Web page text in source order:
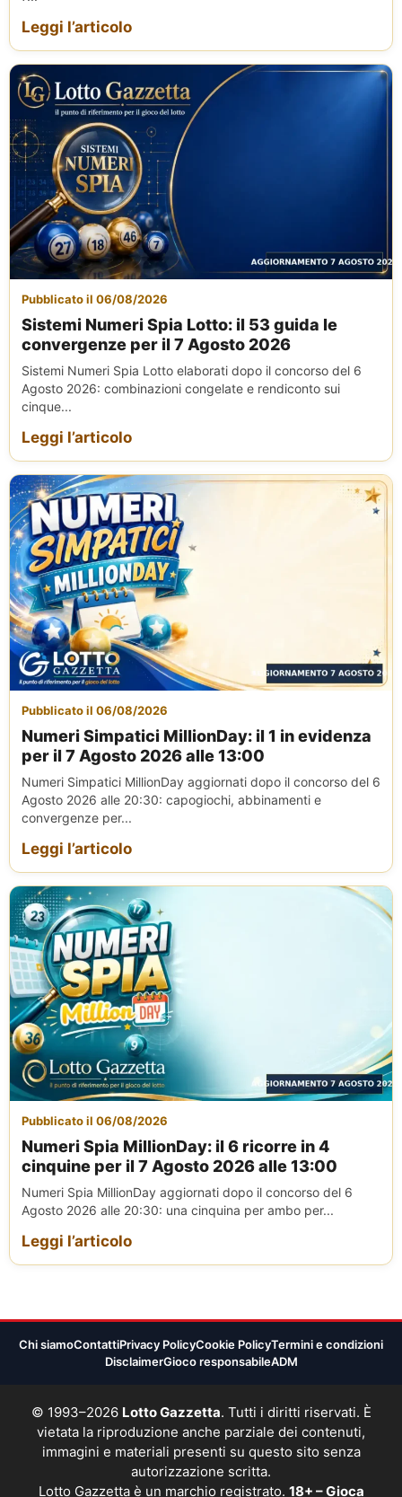
Leggi l’articolo
Pubblicato il 06/08/2026
Sistemi Numeri Spia Lotto: il 53 guida le
convergenze per il 7 Agosto 2026
Sistemi Numeri Spia Lotto elaborati dopo il concorso del 6
Agosto 2026: combinazioni congelate e rendiconto sui
cinque...
Leggi l’articolo
Pubblicato il 06/08/2026
Numeri Simpatici MillionDay: il 1 in evidenza
per il 7 Agosto 2026 alle 13:00
Numeri Simpatici MillionDay aggiornati dopo il concorso del 6
Agosto 2026 alle 20:30: capogiochi, abbinamenti e
convergenze per...
Leggi l’articolo
Pubblicato il 06/08/2026
Numeri Spia MillionDay: il 6 ricorre in 4
cinquine per il 7 Agosto 2026 alle 13:00
Numeri Spia MillionDay aggiornati dopo il concorso del 6
Agosto 2026 alle 20:30: una cinquina per ambo per...
Leggi l’articolo
Chi siamoContattiPrivacy PolicyCookie PolicyTermini e condizioni
DisclaimerGioco responsabileADM
© 1993–2026 Lotto Gazzetta. Tutti i diritti riservati. È
vietata la riproduzione anche parziale dei contenuti,
immagini e materiali presenti su questo sito senza
autorizzazione scritta.
Lotto Gazzetta è un marchio registrato. 18+ – Gioca